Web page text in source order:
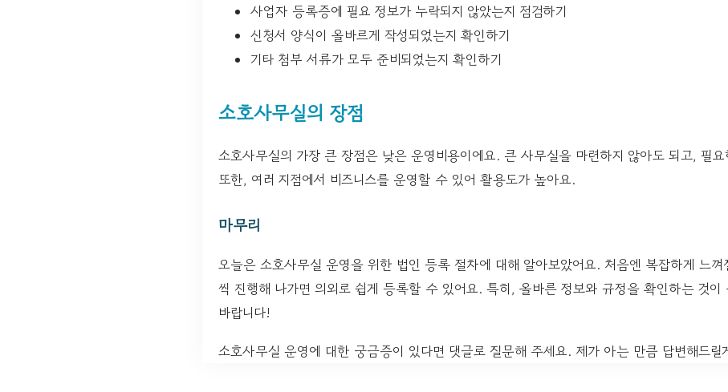
사업자 등록증에 필요 정보가 누락되지 않았는지 점검하기
신청서 양식이 올바르게 작성되었는지 확인하기
기타 첨부 서류가 모두 준비되었는지 확인하기
소호사무실의 장점
소호사무실의 가장 큰 장점은 낮은 운영비용이에요. 큰 사무실을 마련하지 않아도 되고, 필
또한, 여러 지점에서 비즈니스를 운영할 수 있어 활용도가 높아요.
마무리
오늘은 소호사무실 운영을 위한 법인 등록 절차에 대해 알아보았어요. 처음엔 복잡하게 느
씩 진행해 나가면 의외로 쉽게 등록할 수 있어요. 특히, 올바른 정보와 규정을 확인하는 것이
바랍니다!
소호사무실 운영에 대한 궁금증이 있다면 댓글로 질문해 주세요. 제가 아는 만큼 답변해드릴